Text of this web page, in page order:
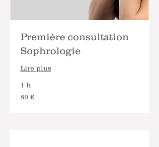
Première consultation
Sophrologie
Lire plus
1 h
euros
80 €